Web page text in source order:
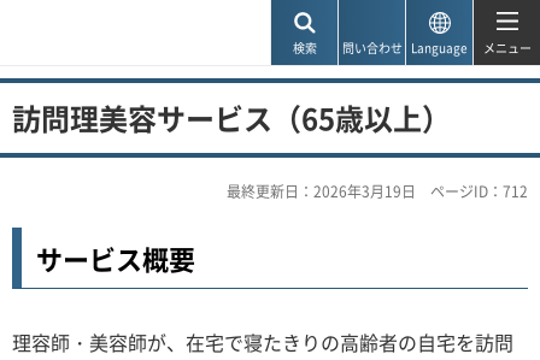
検索 問い合わせ Language メニュー
訪問理美容サービス（65歳以上）
最終更新日：2026年3月19日 ページID：712
サービス概要
理容師・美容師が、在宅で寝たきりの高齢者の自宅を訪問